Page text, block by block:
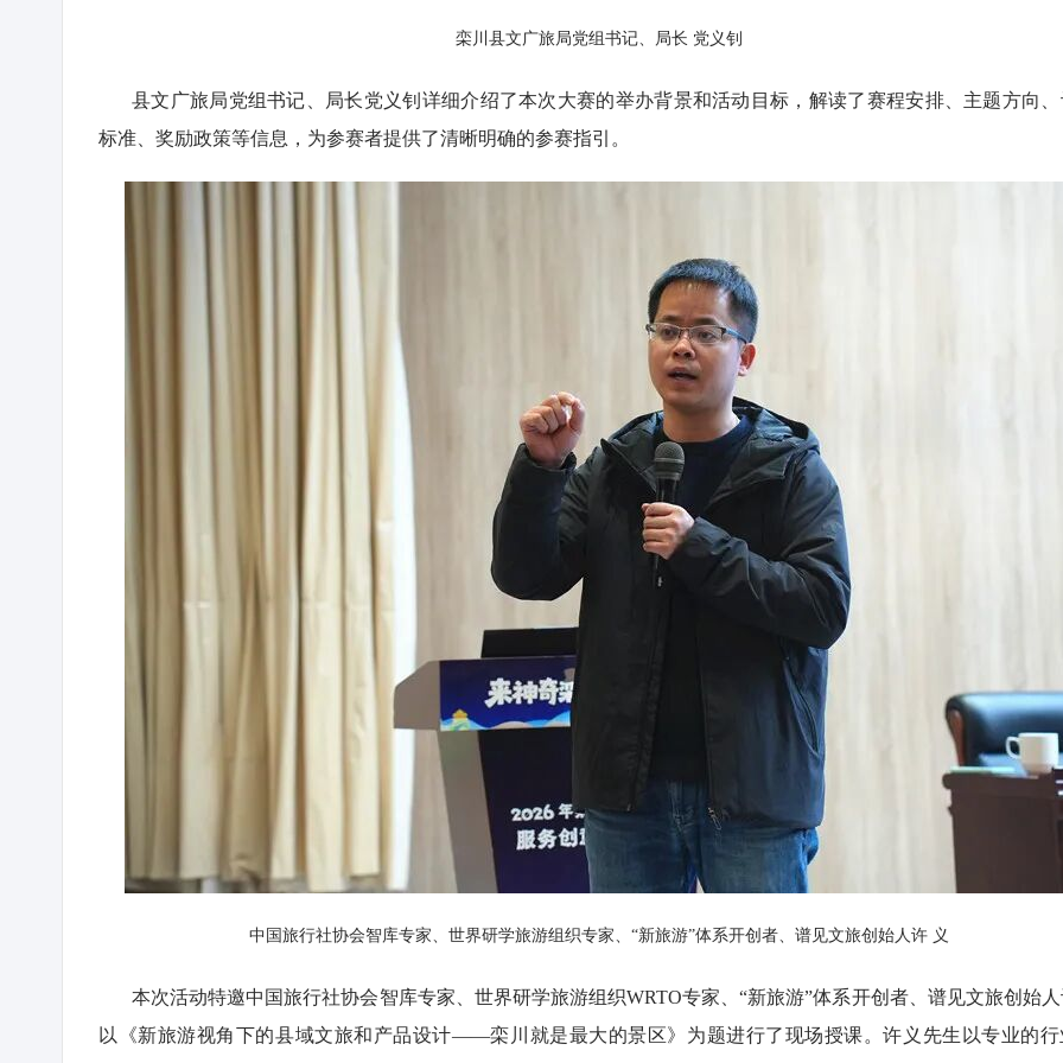
栾川县文广旅局党组书记、局长 党义钊
县文广旅局党组书记、局长党义钊详细介绍了本次大赛的举办背景和活动目标，解读了赛程安排、主题方向
标准、奖励政策等信息，为参赛者提供了清晰明确的参赛指引。
中国旅行社协会智库专家、世界研学旅游组织专家、“新旅游”体系开创者、谱见文旅创始人许 义
本次活动特邀中国旅行社协会智库专家、世界研学旅游组织WRTO专家、“新旅游”体系开创者、谱见文旅创始
以《新旅游视角下的县域文旅和产品设计——栾川就是最大的景区》为题进行了现场授课。许义先生以专业的行